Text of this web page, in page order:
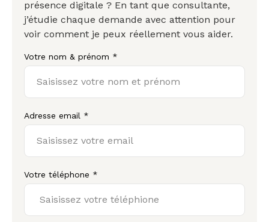
présence digitale ? En tant que consultante,
j’étudie chaque demande avec attention pour
voir comment je peux réellement vous aider.
Votre nom & prénom *
Adresse email *
Votre téléphone *